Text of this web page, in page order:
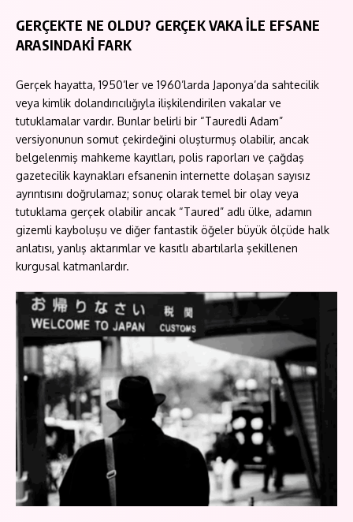
GERÇEKTE NE OLDU? GERÇEK VAKA İLE EFSANE
ARASINDAKİ FARK
Gerçek hayatta, 1950’ler ve 1960’larda Japonya’da sahtecilik
veya kimlik dolandırıcılığıyla ilişkilendirilen vakalar ve
tutuklamalar vardır. Bunlar belirli bir “Tauredli Adam”
versiyonunun somut çekirdeğini oluşturmuş olabilir, ancak
belgelenmiş mahkeme kayıtları, polis raporları ve çağdaş
gazetecilik kaynakları efsanenin internette dolaşan sayısız
ayrıntısını doğrulamaz; sonuç olarak temel bir olay veya
tutuklama gerçek olabilir ancak “Taured” adlı ülke, adamın
gizemli kayboluşu ve diğer fantastik öğeler büyük ölçüde halk
anlatısı, yanlış aktarımlar ve kasıtlı abartılarla şekillenen
kurgusal katmanlardır.